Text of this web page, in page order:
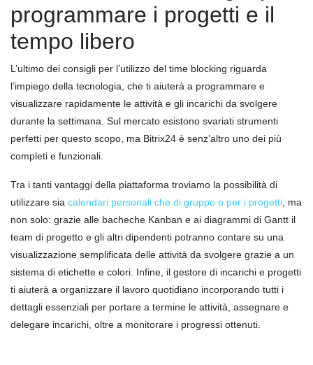
programmare i progetti e il
tempo libero
L’ultimo dei consigli per l’utilizzo del time blocking riguarda
l’impiego della tecnologia, che ti aiuterà a programmare e
visualizzare rapidamente le attività e gli incarichi da svolgere
durante la settimana. Sul mercato esistono svariati strumenti
perfetti per questo scopo, ma Bitrix24 è senz’altro uno dei più
completi e funzionali.
Tra i tanti vantaggi della piattaforma troviamo la possibilità di
utilizzare sia calendari personali che di gruppo o per i progetti , ma
non solo: grazie alle bacheche Kanban e ai diagrammi di Gantt il
team di progetto e gli altri dipendenti potranno contare su una
visualizzazione semplificata delle attività da svolgere grazie a un
sistema di etichette e colori. Infine, il gestore di incarichi e progetti
ti aiuterà a organizzare il lavoro quotidiano incorporando tutti i
dettagli essenziali per portare a termine le attività, assegnare e
delegare incarichi, oltre a monitorare i progressi ottenuti.